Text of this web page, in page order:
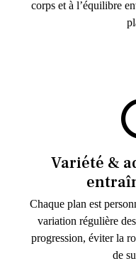
corps et à l’équilibre
Variété &
Chaque plan est
variation régulière
progression, éviter la
de